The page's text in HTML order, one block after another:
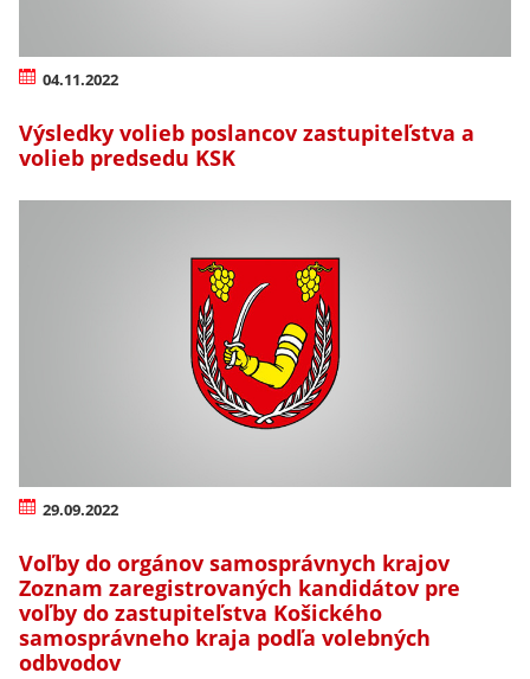
04.11.2022
Výsledky volieb poslancov zastupiteľstva a
volieb predsedu KSK
29.09.2022
Voľby do orgánov samosprávnych krajov
Zoznam zaregistrovaných kandidátov pre
voľby do zastupiteľstva Košického
samosprávneho kraja podľa volebných
odbvodov